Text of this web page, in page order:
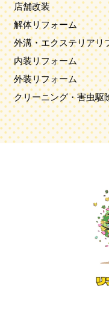
店舗改装
解体リフォーム
外溝・エクステリアリ
内装リフォーム
外装リフォーム
クリーニング・害虫駆